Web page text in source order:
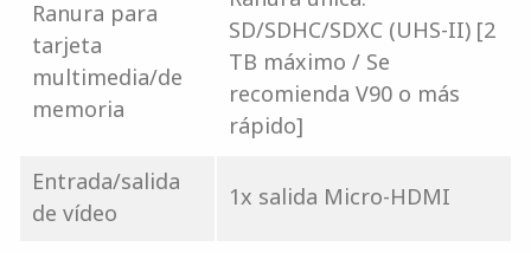
Ranura para
tarjeta
multimedia/de
memoria
SD/SDHC/SDXC (UHS-II) [2
TB máximo / Se
recomienda V90 o más
rápido]
Entrada/salida
de vídeo
1x salida Micro-HDMI